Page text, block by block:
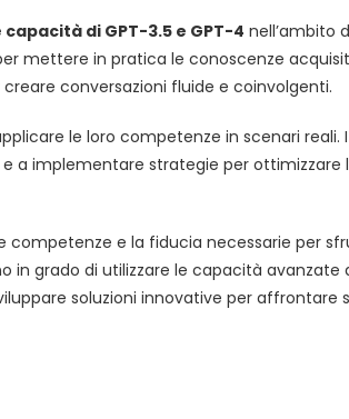
di GPT-3.5 e GPT-4 nell’ambito
mettere in pratica le conoscenze
conversazioni fluide e coinvolgenti.
le loro competenze in scenari
a implementare strategie per ottimizzare
e la fiducia necessarie per
grado di utilizzare le capacità avanzate
soluzioni innovative per affrontare